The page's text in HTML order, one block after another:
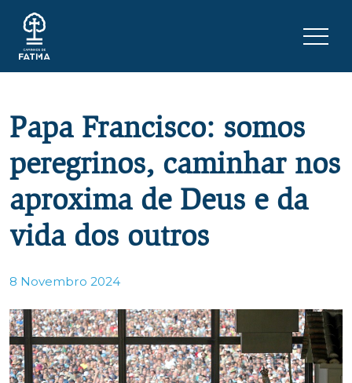
Papa Francisco: somos
peregrinos, caminhar nos
aproxima de Deus e da
vida dos outros
8 Novembro 2024